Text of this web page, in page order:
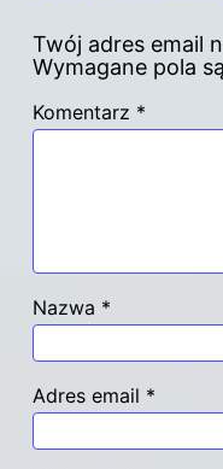
Twój adres email
Wymagane pola
Komentarz *
Nazwa *
Adres email *